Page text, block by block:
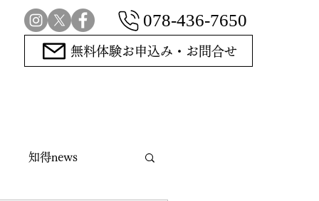
078-436-7650
無料体験お申込み・お問合せ
知得news